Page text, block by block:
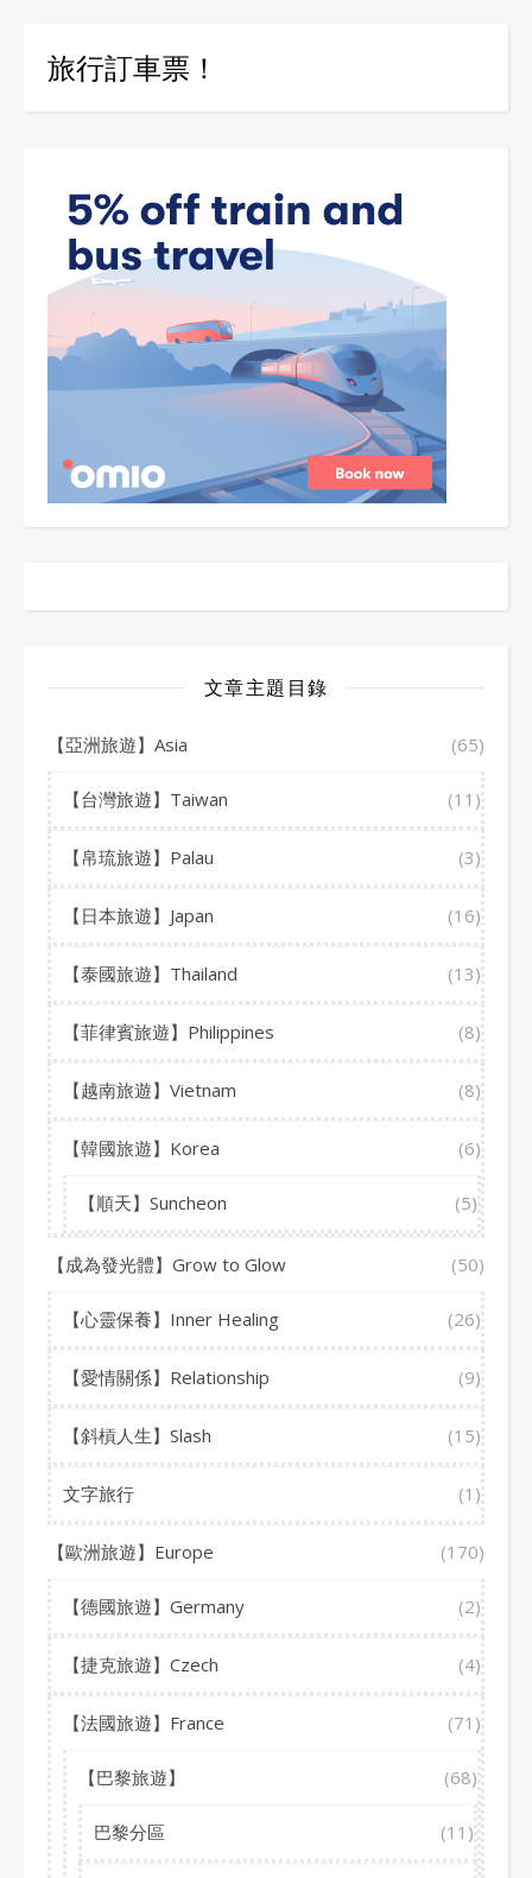
旅行訂車票！
文章主題目錄
【亞洲旅遊】Asia (65)
【台灣旅遊】Taiwan (11)
【帛琉旅遊】Palau (3)
【日本旅遊】Japan (16)
【泰國旅遊】Thailand (13)
【菲律賓旅遊】Philippines (8)
【越南旅遊】Vietnam (8)
【韓國旅遊】Korea (6)
【順天】Suncheon (5)
【成為發光體】Grow to Glow (50)
【心靈保養】Inner Healing (26)
【愛情關係】Relationship (9)
【斜槓人生】Slash (15)
文字旅行 (1)
【歐洲旅遊】Europe (170)
【德國旅遊】Germany (2)
【捷克旅遊】Czech (4)
【法國旅遊】France (71)
【巴黎旅遊】 (68)
巴黎分區 (11)